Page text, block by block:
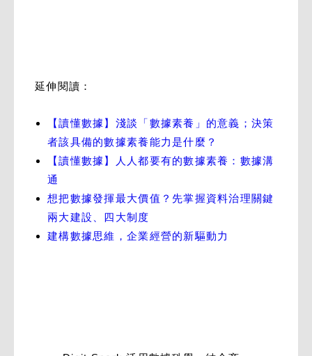
延伸閱讀：
【讀懂數據】淺談「數據素養」的意義；決策
者該具備的數據素養能力是什麼？
【讀懂數據】人人都要有的數據素養：數據溝
通
想把數據發揮最大價值？先掌握資料治理關鍵
兩大建設、四大制度
建構數據思維，企業經營的新驅動力